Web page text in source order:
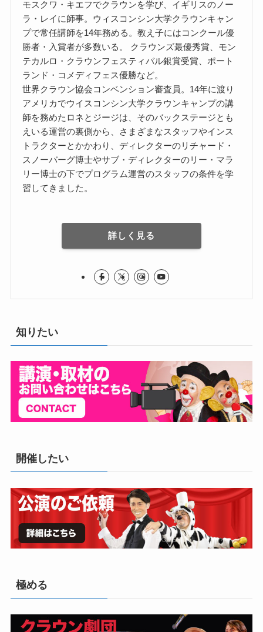
モスクワ・キエフでクラウンを学び、イギリスのノー
ラ・レイに師事。ウィスコンシン大学クラウンキャン
プで常任講師を14年務める。教え子にはコンクール優
勝者・入賞者が多数いる。 クラウンズ最優秀賞、モン
テカルロ・クラウンフェスティバル銀賞受賞、ポート
ランド・コメディフェス優勝など。
世界クラウン協会コンベンション審査員。14年に渡り
アメリカでウイスコンシン大学クラウンキャンプの講
師を務めたロネとジージは、そのバックステージとも
えいる運営の裏側から、さまざまなスタッフやインス
トラクターとかかわり、ディレクターのリチャード・
スノーバーグ博士やサブ・ディレクターのリー・マラ
リー博士の下でプログラム運営のスタッフの条件を学
習してきました。
詳しく見る
知りたい
開催したい
極める